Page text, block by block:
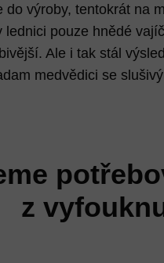
do výroby, tentokrát na
lednici pouze hnědé
Ale i tak stál
medvědici se
z